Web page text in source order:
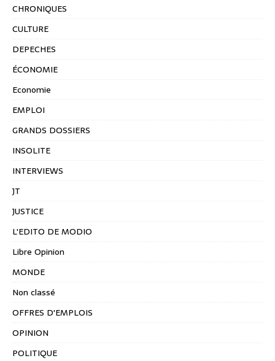
CHRONIQUES
CULTURE
DEPECHES
ÉCONOMIE
Economie
EMPLOI
GRANDS DOSSIERS
INSOLITE
INTERVIEWS
JT
JUSTICE
L'EDITO DE MODIO
Libre Opinion
MONDE
Non classé
OFFRES D'EMPLOIS
OPINION
POLITIQUE